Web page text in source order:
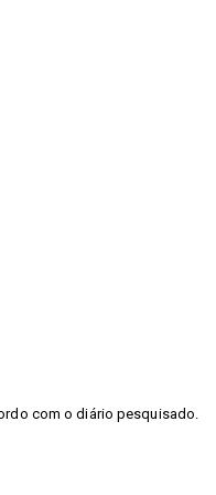
com o diário pesquisado.